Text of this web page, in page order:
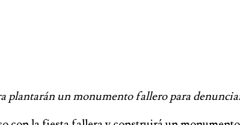
un monumento fallero para